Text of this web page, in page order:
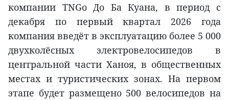
компании TNGo До Ба Куана, в период с
декабря по первый квартал 2026 года
компания введёт в эксплуатацию более 5 000
двухколёсных электровелосипедов в
центральной части Ханоя, в общественных
местах и туристических зонах. На первом
этапе будет размещено 500 велосипедов на